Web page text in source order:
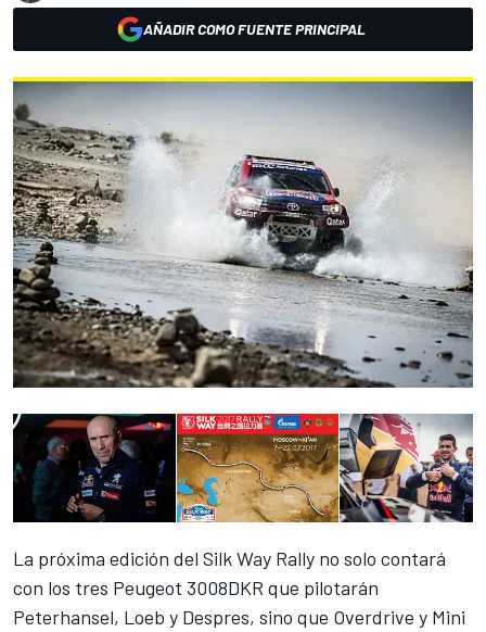
AÑADIR COMO FUENTE PRINCIPAL
La próxima edición del Silk Way Rally no solo contará
con los tres Peugeot 3008DKR que pilotarán
Peterhansel, Loeb y Despres, sino que Overdrive y Mini